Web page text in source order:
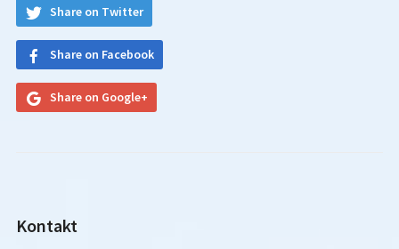
Share on Twitter
Share on Facebook
Share on Google+
Kontakt